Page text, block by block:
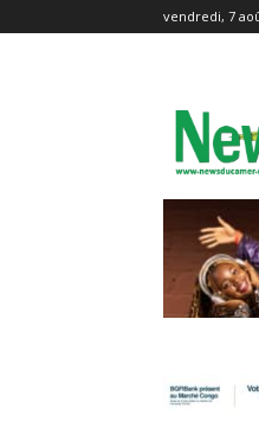
vendredi, 7